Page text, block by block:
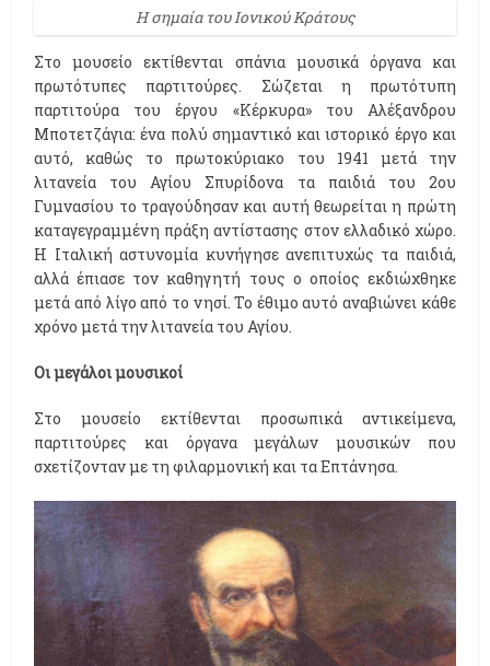
H σημαία του Ιονικού Κράτους
Στο μουσείο εκτίθενται σπάνια μουσικά όργανα και
πρωτότυπες παρτιτούρες. Σώζεται η πρωτότυπη
παρτιτούρα του έργου «Κέρκυρα» του Αλέξανδρου
Μποτετζάγια: ένα πολύ σημαντικό και ιστορικό έργο και
αυτό, καθώς το πρωτοκύριακο του 1941 μετά την
λιτανεία του Αγίου Σπυρίδονα τα παιδιά του 2ου
Γυμνασίου το τραγούδησαν και αυτή θεωρείται η πρώτη
καταγεγραμμένη πράξη αντίστασης στον ελλαδικό χώρο.
Η Ιταλική αστυνομία κυνήγησε ανεπιτυχώς τα παιδιά,
αλλά έπιασε τον καθηγητή τους ο οποίος εκδιώχθηκε
μετά από λίγο από το νησί. Το έθιμο αυτό αναβιώνει κάθε
χρόνο μετά την λιτανεία του Αγίου.
Οι μεγάλοι μουσικοί
Στο μουσείο εκτίθενται προσωπικά αντικείμενα,
παρτιτούρες και όργανα μεγάλων μουσικών που
σχετίζονταν με τη φιλαρμονική και τα Επτάνησα.